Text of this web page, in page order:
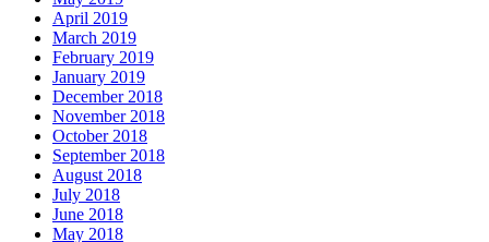
April 2019
March 2019
February 2019
January 2019
December 2018
November 2018
October 2018
September 2018
August 2018
July 2018
June 2018
May 2018